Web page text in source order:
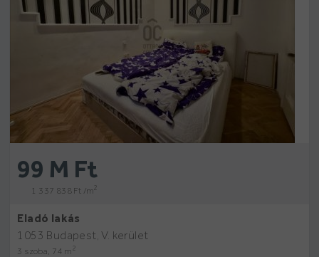
99 M Ft
1 337 838 Ft /m2
Eladó lakás
1053 Budapest, V. kerület
3 szoba, 74 m 2